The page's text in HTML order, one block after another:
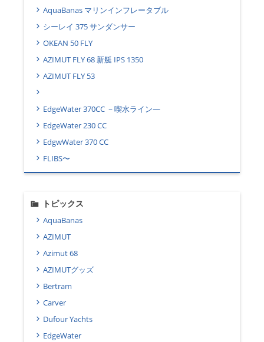
AquaBanas マリンインフレータブル
シーレイ 375 サンダンサー
OKEAN 50 FLY
AZIMUT FLY 68 新艇 IPS 1350
AZIMUT FLY 53
EdgeWater 370CC －喫水ライン―
EdgeWater 230 CC
EdgwWater 370 CC
FLIBS〜
トピックス
AquaBanas
AZIMUT
Azimut 68
AZIMUTグッズ
Bertram
Carver
Dufour Yachts
EdgeWater